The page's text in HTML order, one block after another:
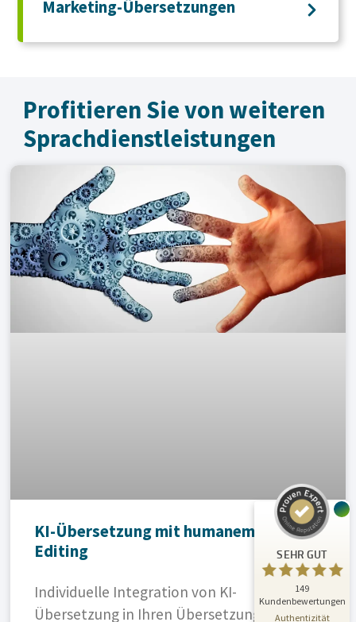
Marketing-Übersetzungen
Profitieren Sie von weiteren
Sprachdienst­leistungen
KI-Übersetzung mit humanem Post-
Editing
Individuelle Integration von KI-
Übersetzung in Ihren Übersetzungsprozess.
SEHR GUT
149
Kundenbewertungen
Authentizität
ProvenExpert.com
24
ProvenExpert.com
125
Blick aufs ProvenExpert-Profil werfen
01.07.2026